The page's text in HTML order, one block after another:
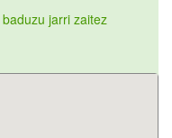
jarri zaitez